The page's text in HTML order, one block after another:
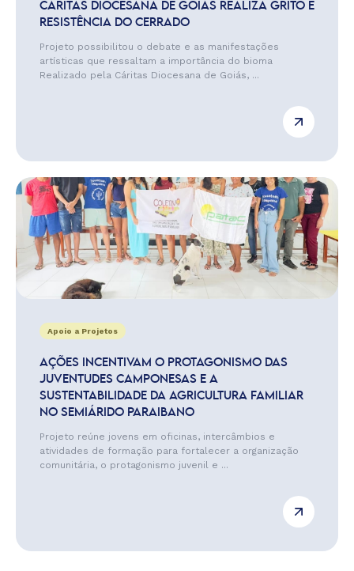
CÁRITAS DIOCESANA DE GOIÁS REALIZA GRITO E
RESISTÊNCIA DO CERRADO
Projeto possibilitou o debate e as manifestações
artísticas que ressaltam a importância do bioma
Realizado pela Cáritas Diocesana de Goiás, ...
Apoio a Projetos
AÇÕES INCENTIVAM O PROTAGONISMO DAS
JUVENTUDES CAMPONESAS E A
SUSTENTABILIDADE DA AGRICULTURA FAMILIAR
NO SEMIÁRIDO PARAIBANO
Projeto reúne jovens em oficinas, intercâmbios e
atividades de formação para fortalecer a organização
comunitária, o protagonismo juvenil e ...